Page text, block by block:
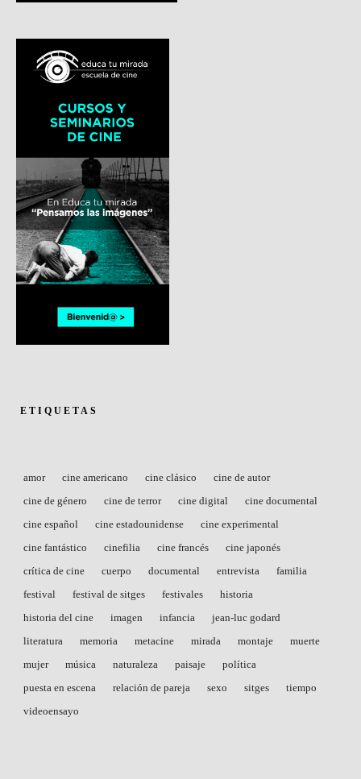
ETIQUETAS
amor cine americano cine clásico
cine de autor
cine de género
cine de terror cine digital
cine documental
cine español
cine estadounidense
cine experimental
cine fantástico
cinefilia cine francés
cine japonés
crítica de cine
cuerpo documental entrevista
familia
festival
festival de sitges festivales
historia
historia del cine
imagen infancia
jean-luc godard
literatura
memoria metacine mirada montaje
muerte
mujer
música naturaleza paisaje
política
puesta en escena
relación de pareja sexo sitges
tiempo
videoensayo